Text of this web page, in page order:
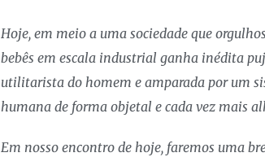
Hoje, em meio a uma sociedade que
bebês em escala industrial ganha inédita
utilitarista do homem e amparada por um
humana de forma objetal e cada vez mais
Em nosso encontro de hoje, faremos uma